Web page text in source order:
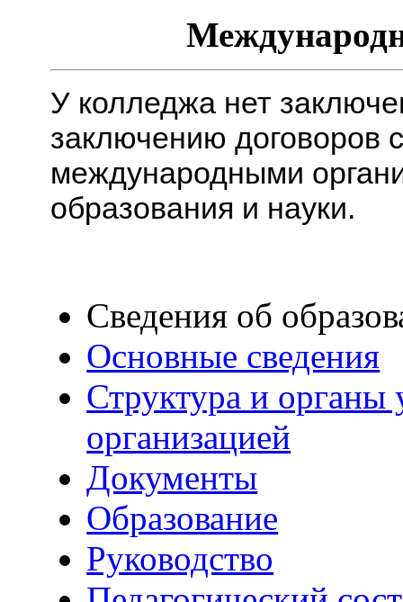
У колледжа нет
заключению договоров
международными
образования и науки.
Сведения об
Основные сведения
Структура и органы
организацией
Документы
Образование
Руководство